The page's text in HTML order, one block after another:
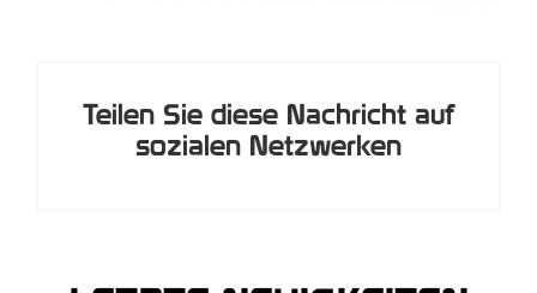
Teilen Sie diese Nachricht auf
sozialen Netzwerken